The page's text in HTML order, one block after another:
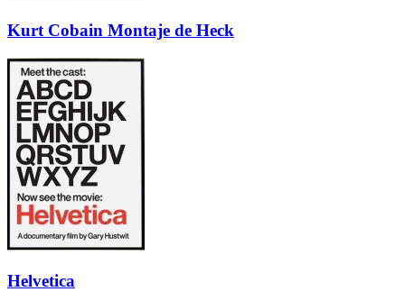
Kurt Cobain Montaje de Heck
Helvetica